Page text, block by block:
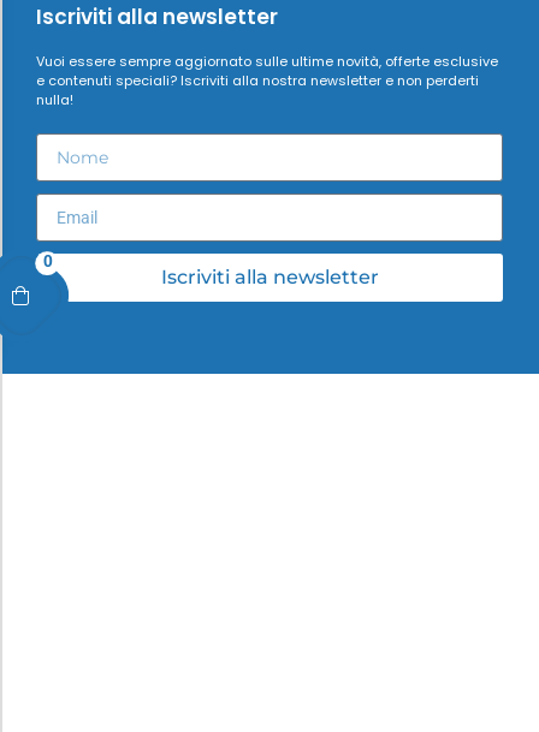
0
Iscriviti alla newsletter
Vuoi essere sempre aggiornato sulle ultime novità, offerte esclusive
e contenuti speciali? Iscriviti alla nostra newsletter e non perderti
nulla!
Iscriviti alla newsletter